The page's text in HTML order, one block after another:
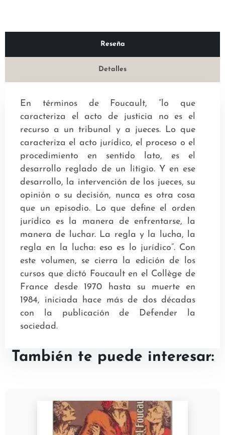
Reseña
Detalles
En términos de Foucault, “lo que
caracteriza el acto de justicia no es el
recurso a un tribunal y a jueces. Lo que
caracteriza el acto jurídico, el proceso o el
procedimiento en sentido lato, es el
desarrollo reglado de un litigio. Y en ese
desarrollo, la intervención de los jueces, su
opinión o su decisión, nunca es otra cosa
que un episodio. Lo que define el orden
jurídico es la manera de enfrentarse, la
manera de luchar. La regla y la lucha, la
regla en la lucha: eso es lo jurídico”. Con
este volumen, se cierra la edición de los
cursos que dictó Foucault en el Collège de
France desde 1970 hasta su muerte en
1984, iniciada hace más de dos décadas
con la publicación de Defender la
sociedad.
También te puede interesar: